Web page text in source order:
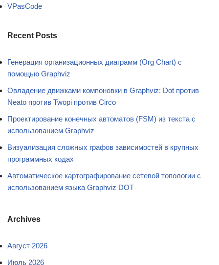
VPasCode
Recent Posts
Генерация организационных диаграмм (Org Chart) с
помощью Graphviz
Овладение движками компоновки в Graphviz: Dot против
Neato против Twopi против Circo
Проектирование конечных автоматов (FSM) из текста с
использованием Graphviz
Визуализация сложных графов зависимостей в крупных
программных кодах
Автоматическое картографирование сетевой топологии с
использованием языка Graphviz DOT
Archives
Август 2026
Июль 2026